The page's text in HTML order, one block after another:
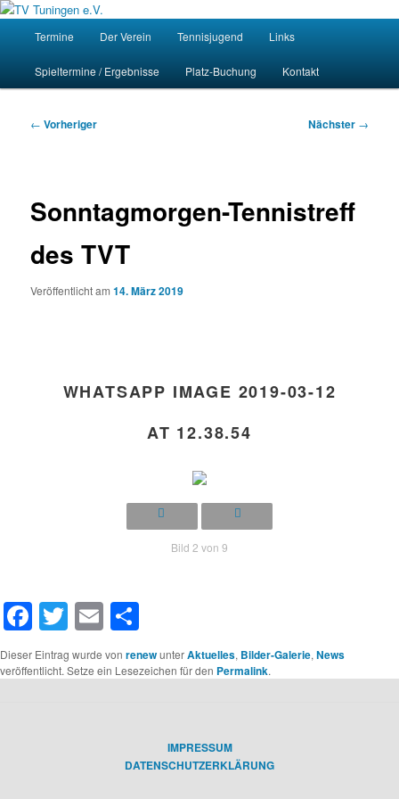
Zum
springenTV Tuningen e.V.
Homepage des Tennisvereins Tuningen e.V.
Termine Der Verein Tennisjugend Links
Spieltermine / Ergebnisse Platz-Buchung Kontakt
Beitragsnavigation
← Vorheriger Nächster →
Sonntagmorgen-Tennistreff
des TVT
Veröffentlicht am14. März 2019
WHATSAPP IMAGE 2019-03-12
AT 12.38.54
Bild 2 von 9
Facebook
Twitter
Email
Dieser Eintrag wurde von renewunterAktuelles, Bilder-Galerie, News
veröffentlicht. Setze ein Lesezeichen für den Permalink.
IMPRESSUM
DATENSCHUTZERKLÄRUNG